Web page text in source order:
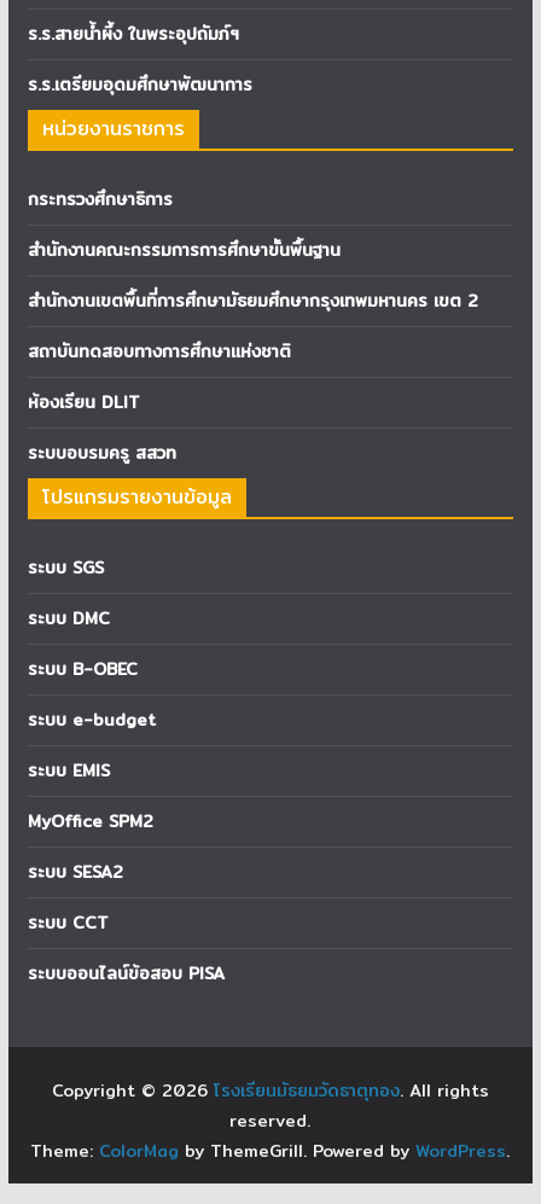
ร.ร.สายน้ำผึ้ง ในพระอุปถัมภ์ฯ
ร.ร.เตรียมอุดมศึกษาพัฒนาการ
หน่วยงานราชการ
กระทรวงศึกษาธิการ
สำนักงานคณะกรรมการการศึกษาขั้นพื้นฐาน
สำนักงานเขตพื้นที่การศึกษามัธยมศึกษากรุงเทพมหานคร เขต 2
สถาบันทดสอบทางการศึกษาแห่งชาติ
ห้องเรียน DLIT
ระบบอบรมครู สสวท
โปรแกรมรายงานข้อมูล
ระบบ SGS
ระบบ DMC
ระบบ B-OBEC
ระบบ e-budget
ระบบ EMIS
MyOffice SPM2
ระบบ SESA2
ระบบ CCT
ระบบออนไลน์ข้อสอบ PISA
Copyright © 2026 โรงเรียนมัธยมวัดธาตุทอง. All rights
reserved.
Theme: ColorMag by ThemeGrill. Powered byWordPress.